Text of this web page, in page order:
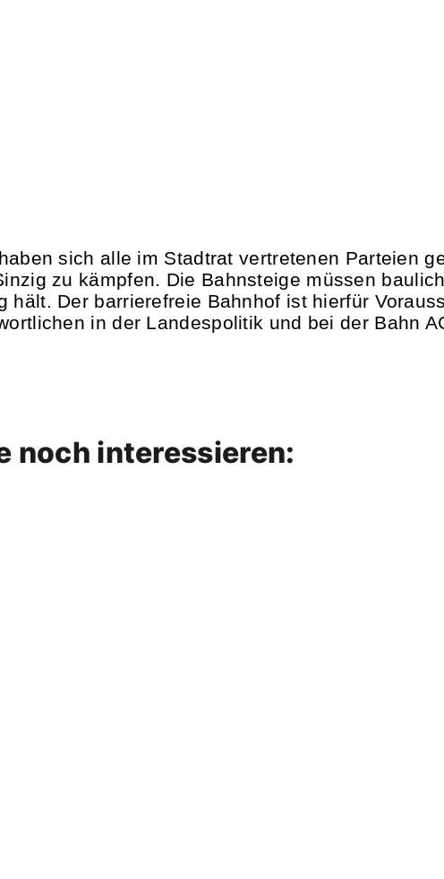
sich alle im Stadtrat vertretenen Parteien
zu kämpfen. Die Bahnsteige müssen
hält. Der barrierefreie Bahnhof ist hierfür
in der Landespolitik und bei der Bahn
noch interessieren: